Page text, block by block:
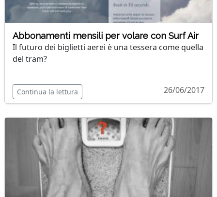
Abbonamenti mensili per volare con Surf Air
Il futuro dei biglietti aerei è una tessera come quella
del tram?
Continua la lettura 26/06/2017